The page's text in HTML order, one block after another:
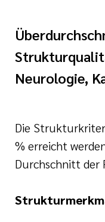
Syndrom
für unsere
Neurologie,
Die
% erreicht
Durchschnitt der